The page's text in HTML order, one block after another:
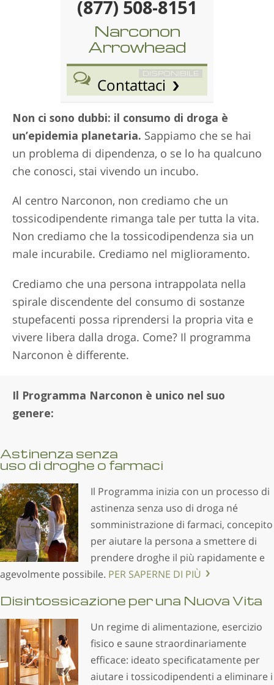
(877) 508-8151
Narconon
Arrowhead
DISPONIBILE
Contattaci
Non ci sono dubbi: il consumo di droga è
un’epidemia planetaria. Sappiamo che se hai
un problema di dipendenza, o se lo ha qualcuno
che conosci, stai vivendo un incubo.
Al centro Narconon, non crediamo che un
tossicodipendente rimanga tale per tutta la vita.
Non crediamo che la tossicodipendenza sia un
male incurabile. Crediamo nel miglioramento.
Crediamo che una persona intrappolata nella
spirale discendente del consumo di sostanze
stupefacenti possa riprendersi la propria vita e
vivere libera dalla droga. Come? Il programma
Narconon è differente.
Il Programma Narconon è unico nel suo
genere:
Astinenza senza
uso di droghe o farmaci
Il Programma inizia con un processo di
astinenza senza uso di droga né
somministrazione di farmaci, concepito
per aiutare la persona a smettere di
prendere droghe il più rapidamente e
agevolmente possibile. PER SAPERNE DI PIÙ
Disintossicazione per una Nuova Vita
Un regime di alimentazione, esercizio
fisico e saune straordinariamente
efficace: ideato specificatamente per
aiutare i tossicodipendenti a eliminare i